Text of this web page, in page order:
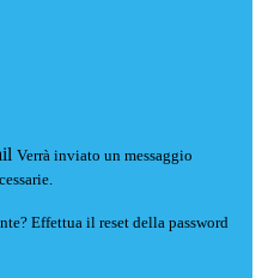
Verrà inviato un messaggio
Effettua il reset della password